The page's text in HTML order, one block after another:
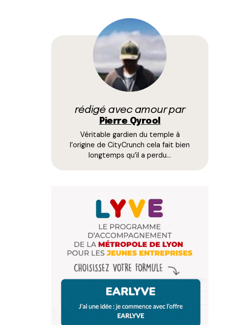
rédigé avec amour par
Pierre Qyrool
Véritable gardien du temple à
l’origine de CityCrunch cela fait bien
longtemps qu’il a perdu…